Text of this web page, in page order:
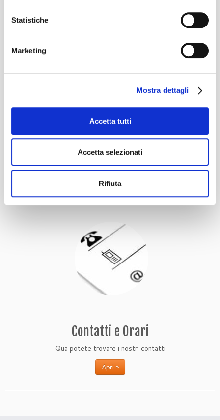
Statistiche
Marketing
Mostra dettagli
Accetta tutti
Accetta selezionati
Rifiuta
Dove Siamo
Scoprite come raggiungerci
Apri »
Contatti e Orari
Qua potete trovare i nostri contatti
Apri »